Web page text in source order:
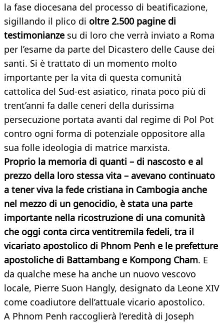
la fase diocesana del processo di beatificazione,
sigillando il plico di oltre 2.500 pagine di
testimonianze su di loro che verrà inviato a Roma
per l’esame da parte del Dicastero delle Cause dei
santi. Si è trattato di un momento molto
importante per la vita di questa comunità
cattolica del Sud-est asiatico, rinata poco più di
trent’anni fa dalle ceneri della durissima
persecuzione portata avanti dal regime di Pol Pot
contro ogni forma di potenziale oppositore alla
sua folle ideologia di matrice marxista.
Proprio la memoria di quanti – di nascosto e al
prezzo della loro stessa vita – avevano continuato
a tener viva la fede cristiana in Cambogia anche
nel mezzo di un genocidio, è stata una parte
importante nella ricostruzione di una comunità
che oggi conta circa ventitremila fedeli, tra il
vicariato apostolico di Phnom Penh e le prefetture
apostoliche di Battambang e Kompong Cham. E
da qualche mese ha anche un nuovo vescovo
locale, Pierre Suon Hangly, designato da Leone XIV
come coadiutore dell’attuale vicario apostolico.
A Phnom Penh raccoglierà l’eredità di Joseph